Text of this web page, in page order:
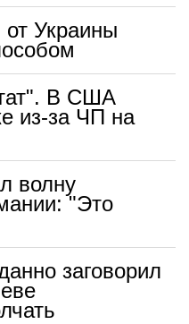
Украины
В США
из-за ЧП на
волну
"Это
заговорил